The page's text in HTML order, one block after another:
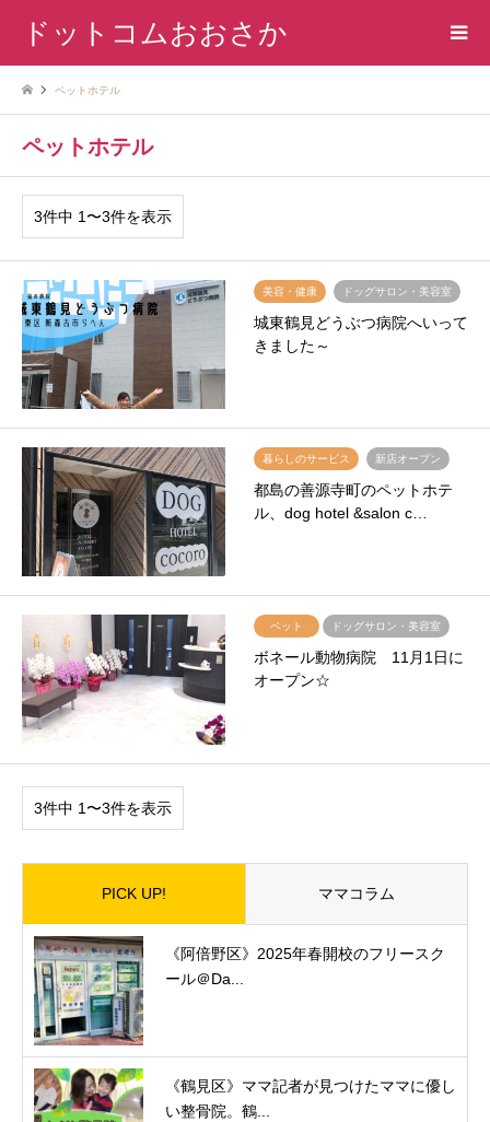
ドットコムおおさか
ペットホテル
ペットホテル
3件中 1〜3件を表示
美容・健康 ドッグサロン・美容室
城東鶴見どうぶつ病院へいって
きました～
暮らしのサービス 新店オープン
都島の善源寺町のペットホテ
ル、dog hotel &salon c…
ペット ドッグサロン・美容室
ボネール動物病院 11月1日に
オープン☆
3件中 1〜3件を表示
PICK UP! ママコラム
《阿倍野区》2025年春開校のフリースク
ール＠Da...
《鶴見区》ママ記者が見つけたママに優し
い整骨院。鶴...